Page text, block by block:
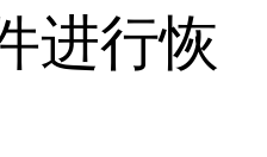
进行恢